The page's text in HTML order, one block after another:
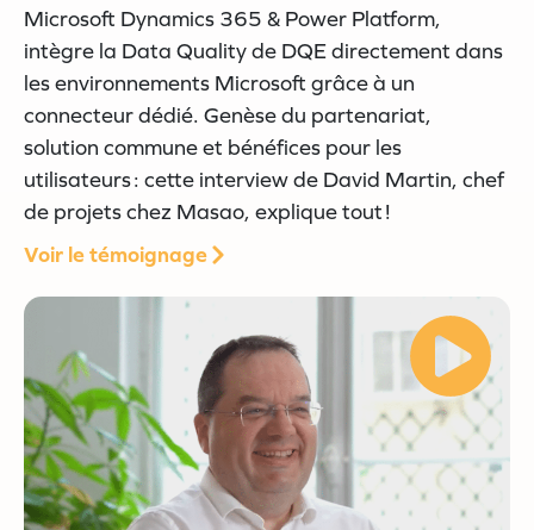
Microsoft Dynamics 365 & Power Platform,
intègre la Data Quality de DQE directement dans
les environnements Microsoft grâce à un
connecteur dédié. Genèse du partenariat,
solution commune et bénéfices pour les
utilisateurs : cette interview de David Martin, chef
de projets chez Masao, explique tout !
Voir le témoignage